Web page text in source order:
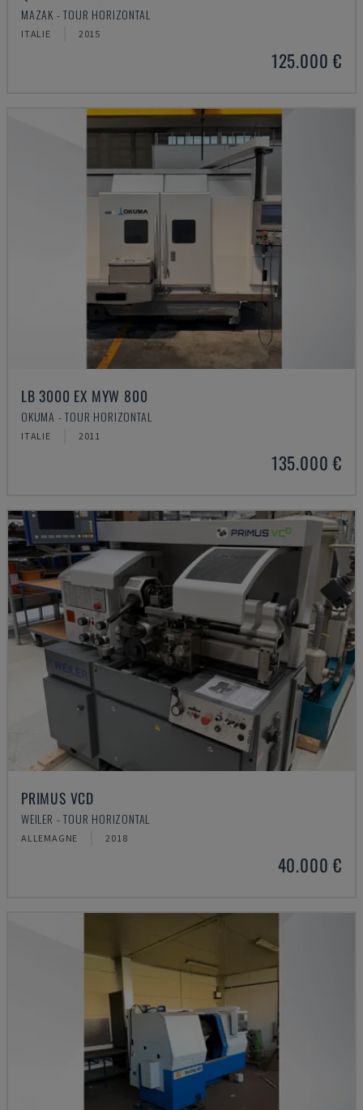
MAZAK - TOUR HORIZONTAL
ITALIE 2015
125.000 €
LB 3000 EX MYW 800
OKUMA - TOUR HORIZONTAL
ITALIE 2011
135.000 €
PRIMUS VCD
WEILER - TOUR HORIZONTAL
ALLEMAGNE 2018
40.000 €